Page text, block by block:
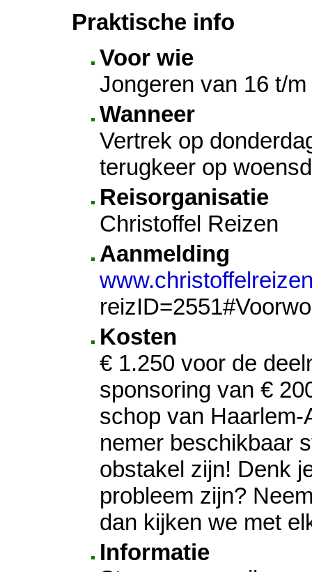
Praktische info
Voor wie
Jon­ge­ren van 16 t/
Wanneer
Vertrek op
terug­keer op
Reisorganisatie
Christoffel Reizen
Aanmel­ding
Kosten
€ 1.250 voor de
sponso­ring van €
schop van
ne­mer be­schik­baar
obstakel zijn! Denk
probleem zijn?
dan kijken we met
Informatie